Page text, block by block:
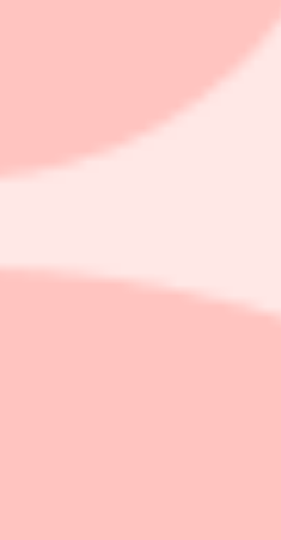
Ska dock inte behöva förändra
fler viktiga
tolkas som att hushållen börjar
på Placera tror att utfallet kan
tillväxten i USA ångar på.
komma att ge utslag på bland
ledningen ytterligare.
nog en underliggande oro för